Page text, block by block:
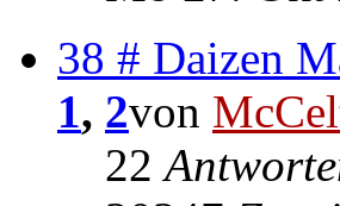
38 # Daizen
1, 2von
22